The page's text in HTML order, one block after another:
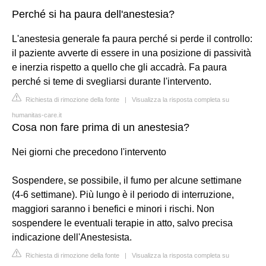
Perché si ha paura dell'anestesia?
L'anestesia generale fa paura perché si perde il controllo:
il paziente avverte di essere in una posizione di passività
e inerzia rispetto a quello che gli accadrà. Fa paura
perché si teme di svegliarsi durante l'intervento.
Richiesta di rimozione della fonte | Visualizza la risposta completa su
humanitas-care.it
Cosa non fare prima di un anestesia?
Nei giorni che precedono l'intervento
Sospendere, se possibile, il fumo per alcune settimane
(4-6 settimane). Più lungo è il periodo di interruzione,
maggiori saranno i benefici e minori i rischi. Non
sospendere le eventuali terapie in atto, salvo precisa
indicazione dell'Anestesista.
Richiesta di rimozione della fonte | Visualizza la risposta completa su